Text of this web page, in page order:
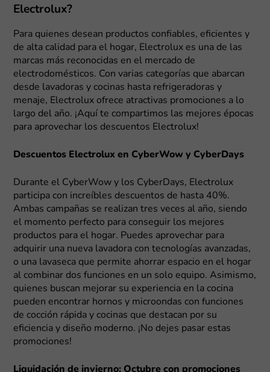
Electrolux?
Para quienes desean productos confiables, eficientes y
de alta calidad para el hogar, Electrolux es una de las
marcas más reconocidas en el mercado de
electrodomésticos. Con varias categorías que abarcan
desde lavadoras y cocinas hasta refrigeradoras y
menaje, Electrolux ofrece atractivas promociones a lo
largo del año. ¡Aquí te compartimos las mejores épocas
para aprovechar los descuentos Electrolux!
Descuentos Electrolux en CyberWow y CyberDays
Durante el CyberWow y los CyberDays, Electrolux
participa con increíbles descuentos de hasta 40%.
Ambas campañas se realizan tres veces al año, siendo
el momento perfecto para conseguir los mejores
productos para el hogar. Puedes aprovechar para
adquirir una nueva lavadora con tecnologías avanzadas,
o una lavaseca que permite ahorrar espacio en el hogar
al combinar dos funciones en un solo equipo. Asimismo,
quienes buscan mejorar su experiencia en la cocina
pueden encontrar hornos y microondas con funciones
de cocción rápida y cocinas que destacan por su
eficiencia y diseño moderno. ¡No dejes pasar estas
promociones!
Liquidación de invierno: Octubre con promociones